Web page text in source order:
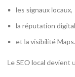
les signaux locaux,
la réputation
et la visibilité Maps.
Le SEO local devient